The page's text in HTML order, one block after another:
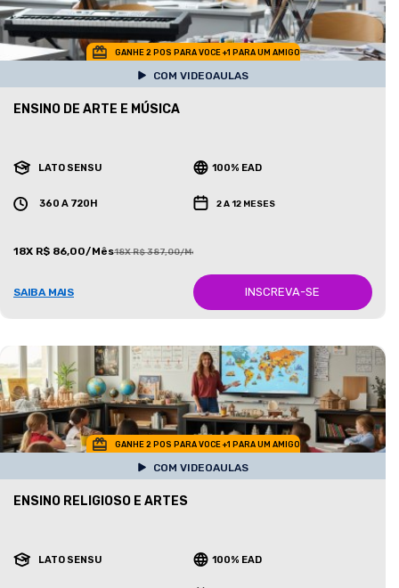
GANHE 2 POS PARA VOCE +1 PARA UM AMIGO
COM VIDEOAULAS
ENSINO DE ARTE E MÚSICA
LATO SENSU 100% EAD
360 A 720H 2 A 12 MESES
18X R$ 86,00/Mês18X R$ 387,00/Mês
SAIBA MAIS INSCREVA-SE
GANHE 2 POS PARA VOCE +1 PARA UM AMIGO
COM VIDEOAULAS
ENSINO RELIGIOSO E ARTES
LATO SENSU 100% EAD